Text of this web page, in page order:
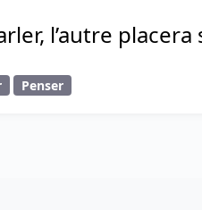
l’autre
Penser